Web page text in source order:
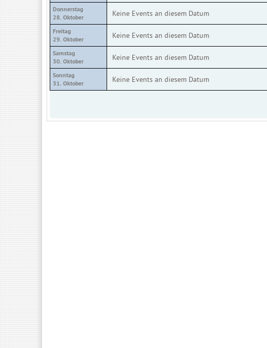
Donnerstag
28. Oktober
Keine Events an diesem Datum
Freitag
29. Oktober
Keine Events an diesem Datum
Samstag
30. Oktober
Keine Events an diesem Datum
Sonntag
31. Oktober
Keine Events an diesem Datum